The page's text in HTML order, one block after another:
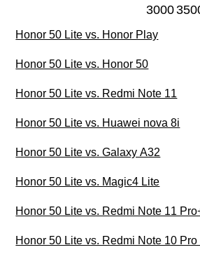
3000
Honor 50 Lite vs. Honor Play
Honor 50 Lite vs. Honor 50
Honor 50 Lite vs. Redmi Note 11
Honor 50 Lite vs. Huawei nova 8i
Honor 50 Lite vs. Galaxy A32
Honor 50 Lite vs. Magic4 Lite
Honor 50 Lite vs. Redmi Note 11
Honor 50 Lite vs. Redmi Note 10 Pro